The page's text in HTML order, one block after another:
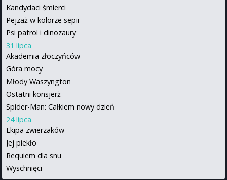
Kandydaci śmierci
Pejzaż w kolorze sepii
Psi patrol i dinozaury
31 lipca
Akademia złoczyńców
Góra mocy
Młody Waszyngton
Ostatni konsjerż
Spider-Man: Całkiem nowy dzień
24 lipca
Ekipa zwierzaków
Jej piekło
Requiem dla snu
Wyschnięci